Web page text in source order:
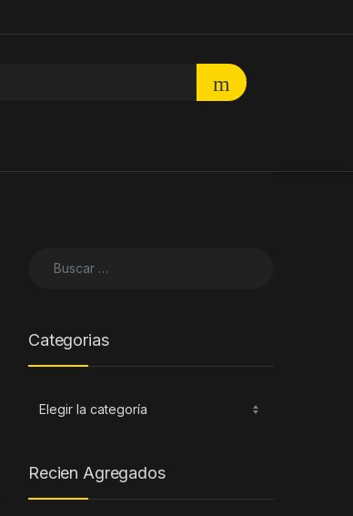
Categorias
Categorias
Recien Agregados